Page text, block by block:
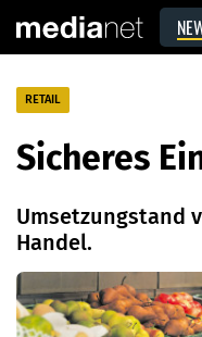
RETAIL
Sicheres
Umsetzungstand
Handel.